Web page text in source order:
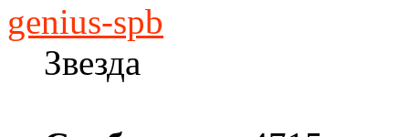
genius-spb
Звезда